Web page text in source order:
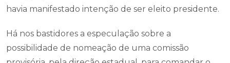
havia manifestado intenção de ser eleito presidente.
Há nos bastidores a especulação sobre a
possibilidade de nomeação de uma comissão